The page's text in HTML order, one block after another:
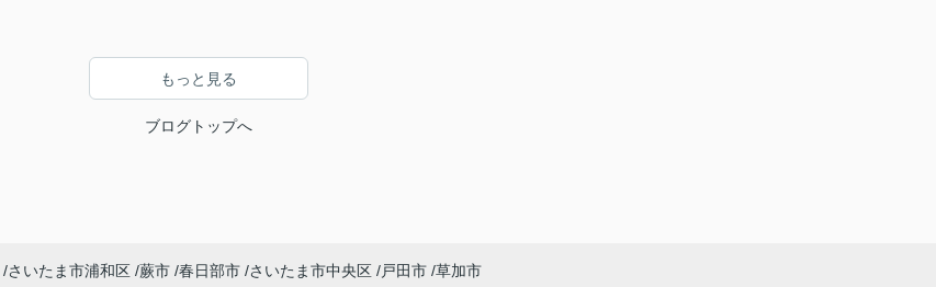
もっと見る
ブログトップへ
さいたま市浦和区 蕨市 春日部市 さいたま市中央区 戸田市 草加市